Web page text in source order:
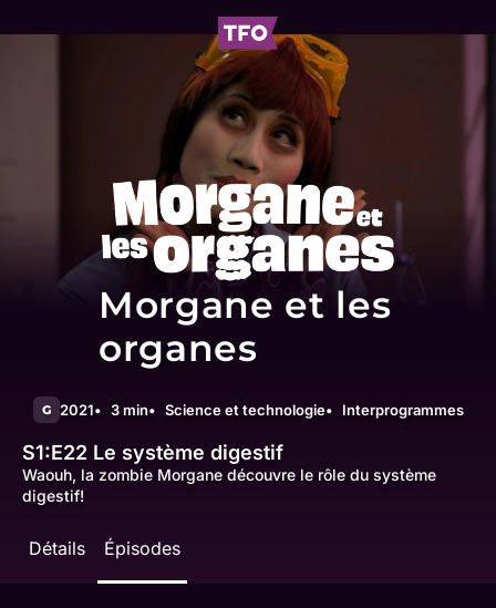
Morgane et les
organes
G 2021 3 min Science et technologie Interprogrammes
S1:E22 Le système digestif
Waouh, la zombie Morgane découvre le rôle du système
digestif!
Détails Épisodes